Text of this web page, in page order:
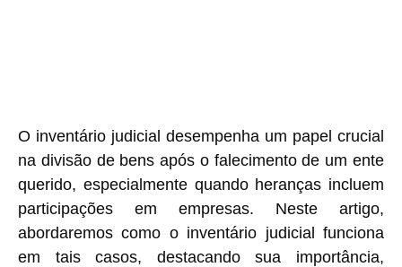
O inventário judicial desempenha um papel crucial
na divisão de bens após o falecimento de um ente
querido, especialmente quando heranças incluem
participações em empresas. Neste artigo,
abordaremos como o inventário judicial funciona
em tais casos, destacando sua importância,